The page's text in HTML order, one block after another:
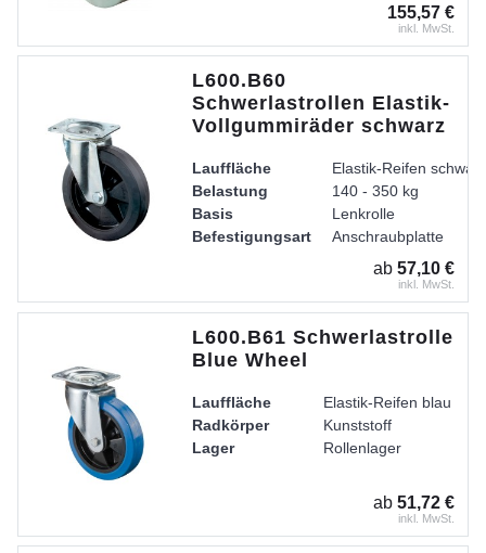
155,57 €
inkl. MwSt.
L600.B60
Schwerlastrollen Elastik-
Vollgummiräder schwarz
Lauffläche
Elastik-Reifen
Belastung
140 - 350 kg
Basis
Lenkrolle
Befestigungsart
Anschraubplatte
Kunststoff
Rollenlager
Gehäuse
Stahlblech verzinkt-
ab 57,10 €
inkl. MwSt.
L600.B61 Schwerlastrolle
Blue Wheel
Lauffläche
Elastik-Reifen blau
Radkörper
Kunststoff
Lager
Rollenlager
ab 51,72 €
inkl. MwSt.